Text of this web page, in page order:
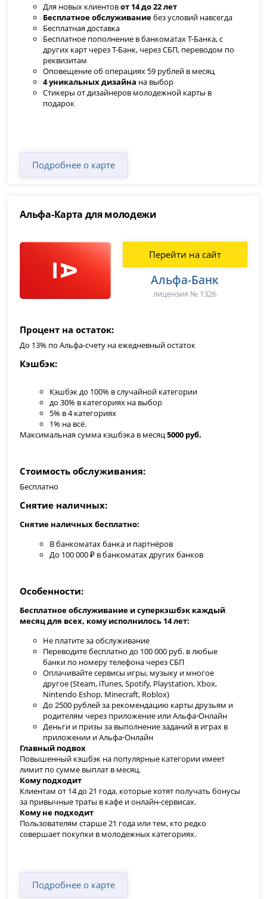
Для новых клиентовот 14 до 22 лет
Бесплатное обслуживаниебез условий навсегда
Бесплатная доставка
Бесплатное пополнение в банкоматах Т-Банка, с
других карт через Т-Банк, через СБП, переводом по
реквизитам
Оповещение об операциях 59 рублей в месяц
4 уникальных дизайна на выбор
Стикеры от дизайнеров молодежной карты в
подарок
Подробнее о карте
Альфа-Карта для молодежи
Процент на остаток
До 13% по Альфа-счету на ежедневный остаток
Кэшбэк
Кэшбэк до 100% в случайной категории
до 30% в категориях на выбор
5% в 4 категориях
1% на всё.
Максимальная сумма кэшбэка в месяц5000 руб.
Стоимость обслуживания
Бесплатно
Снятие наличных
Снятие наличных бесплатно:
В банкоматах банка и партнёров
До 100 000 ₽ в банкоматах других банков
Особенности
Бесплатное обслуживание и суперкэшбэк каждый
месяц для всех, кому исполнилось 14 лет:
Не платите за обслуживание
Переводите бесплатно до 100 000 руб. в любые
банки по номеру телефона через СБП
Оплачивайте сервисы игры, музыку и многое
другое (Steam, iTunes, Spotify, Playstation, Xbox,
Nintendo Eshop, Minecraft, Roblox)
До 2500 рублей за рекомендацию карты друзьям и
родителям через приложение или Альфа‑Онлайн
Деньги и призы за выполнение заданий в играх в
приложении и Альфа‑Онлайн
Главный подвох
Повышенный кэшбэк на популярные категории имеет
лимит по сумме выплат в месяц.
Кому подходит
Клиентам от 14 до 21 года, которые хотят получать бонусы
за привычные траты в кафе и онлайн-сервисах.
Кому не подходит
Пользователям старше 21 года или тем, кто редко
совершает покупки в молодежных категориях.
Перейти на сайт
Альфа-Банк
лицензия № 1326
Подробнее о карте